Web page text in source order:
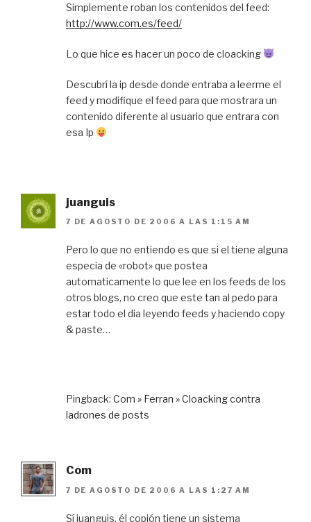
Simplemente roban los contenidos del feed:
http://www.com.es/feed/
Lo que hice es hacer un poco de cloacking
Descubrí la ip desde donde entraba a leerme el
feed y modifique el feed para que mostrara un
contenido diferente al usuario que entrara con
esa Ip
juanguis
7 DE AGOSTO DE 2006 A LAS 1:15 AM
Pero lo que no entiendo es que si el tiene alguna
especia de «robot» que postea
automaticamente lo que lee en los feeds de los
otros blogs, no creo que este tan al pedo para
estar todo el dia leyendo feeds y haciendo copy
& paste…
Pingback: Com » Ferran » Cloacking contra
ladrones de posts
Com
7 DE AGOSTO DE 2006 A LAS 1:27 AM
Sí juanguis, él copión tiene un sistema